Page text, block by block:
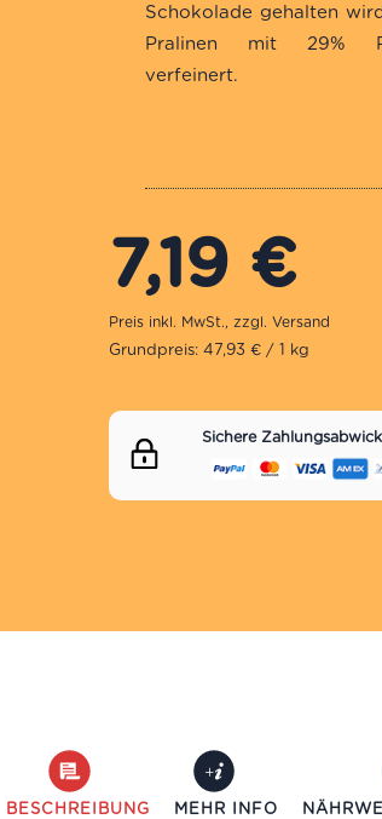
Schokolade gehalten
Pralinen mit 29%
verfeinert.
7,19 €
Grundpreis: 47,93 € / 1 kg
Sichere
BESCHREIBUNG MEHR INFO